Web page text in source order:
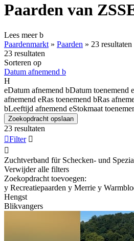
Paarden van
Lees meerb
Paardenmarkt » Paarden » 23 resultaten
23 resultaten
Sorteren op
Datum afnemend b
H
eDatum afnemend bDatum toenemend e
afnemend eRas toenemend bRas
bLeeftijd afnemend eStokmaat
Zoekopdracht opslaan
23 resultaten
Filter 

Zuchtverband für Schecken- und
Verwijder alle filters
Zoekopdracht toevoegen:
y Recreatiepaarden y Merrie y
Hengst
Blikvangers